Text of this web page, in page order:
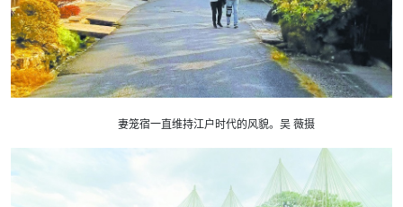
妻笼宿一直维持江户时代的风貌。吴 薇摄